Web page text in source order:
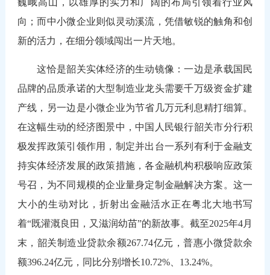
向；而中小微企业则似灵动溪流，凭借敏锐的触角和创
新的活力，在细分领域闯出一片天地。
这恰是韶关实体经济的生动镜像：一边是承载国民
品牌的品质承诺的大型制造业龙头需要千万级资金扩建
产线，另一边是小微企业为节省几万元利息精打细算。
在这幅生动的经济图景中，中国人民银行韶关市分行积
极发挥政策引领作用，制定并出台一系列有利于金融支
持实体经济发展的政策措施，各金融机构积极响应政策
号召，为不同规模的企业量身定制金融解决方案。这一
大小的生动对比，折射出金融活水正在粤北大地书写
着“既灌溉良田，又滋润幼苗”的新故事。截至2025年4月
末，韶关制造业贷款余额267.74亿元，普惠小微贷款余
额396.24亿元，同比分别增长10.72%、13.24%。